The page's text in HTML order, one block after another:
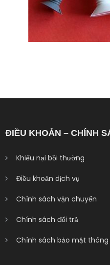
ĐIỀU KHOẢN – CHÍNH
Khiếu nại bồi thường
Điều khoản dịch vụ
Chính sách vận chuyển
Chính sách đổi trả
Chính sách bảo mật